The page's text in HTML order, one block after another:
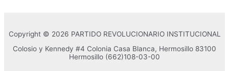
Copyright © 2026 PARTIDO REVOLUCIONARIO INSTITUCIONAL
Colosio y Kennedy #4 Colonia Casa Blanca, Hermosillo 83100
Hermosillo (662)108-03-00